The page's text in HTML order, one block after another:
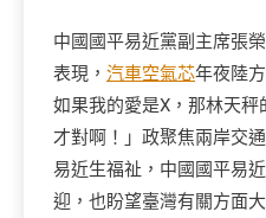
中國國平易近黨副主席張
表現， 汽車空氣芯年夜陸
如果我的愛是X，那林天秤
才對啊！」政聚焦兩岸交
易近生福祉，中國國平易
迎，也盼望臺灣有關方面